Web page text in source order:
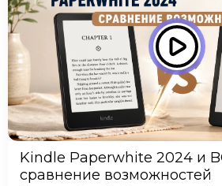
Kindle Paperwhite 2024 и
сравнение возможностей